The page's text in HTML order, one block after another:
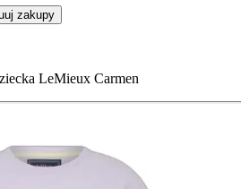
zakupy
LeMieux Carmen